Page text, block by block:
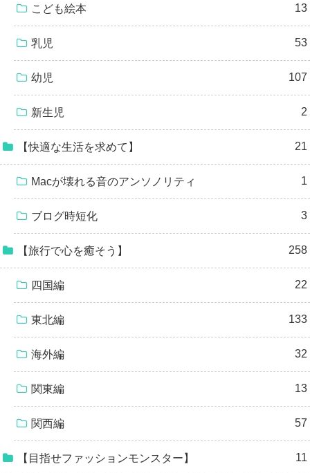
こども絵本 13
乳児 53
幼児 107
新生児 2
【快適な生活を求めて】 21
Macが壊れる音のアンソノリティ 1
ブログ時短化 3
【旅行で心を癒そう】 258
四国編 22
東北編 133
海外編 32
関東編 13
関西編 57
【目指せファッションモンスター】 11